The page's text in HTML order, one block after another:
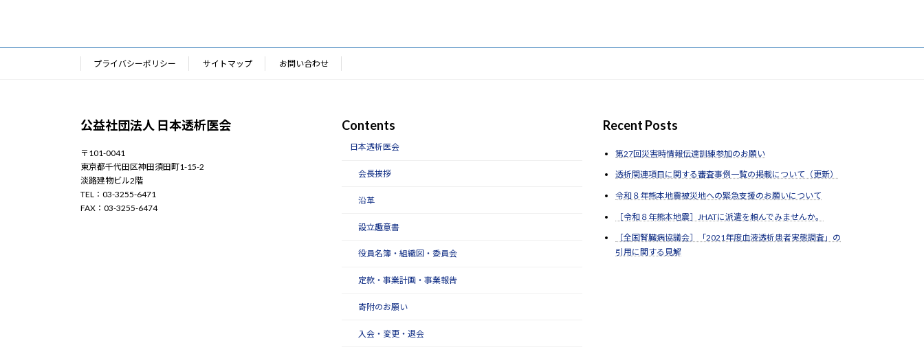
プライバシーポリシー サイトマップ お問い合わせ
公益社団法人 日本透析医会
〒101-0041
東京都千代田区神田須田町1-15-2
淡路建物ビル2階
TEL：03-3255-6471
FAX：03-3255-6474
Contents
日本透析医会
会長挨拶
沿革
設立趣意書
役員名簿・組織図・委員会
定款・事業計画・事業報告
寄附のお願い
入会・変更・退会
Recent Posts
第27回災害時情報伝達訓練参加のお願い
透析関連項目に関する審査事例一覧の掲載について（更新）
令和８年熊本地震被災地への緊急支援のお願いについて
［令和８年熊本地震］JHATに派遣を頼んでみませんか。
［全国腎臓病協議会］「2021年度血液透析患者実態調査」の
引用に関する見解